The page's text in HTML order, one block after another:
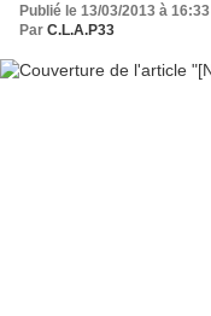
Publié le 13/03/2013 à 16:33
Par C.L.A.P33